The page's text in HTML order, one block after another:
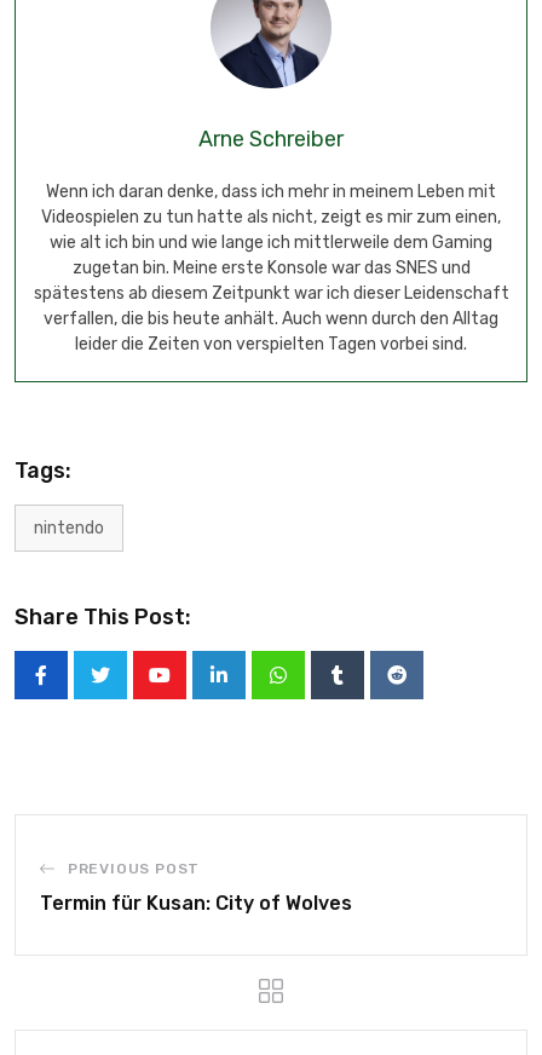
Arne Schreiber
Wenn ich daran denke, dass ich mehr in meinem Leben mit
Videospielen zu tun hatte als nicht, zeigt es mir zum einen,
wie alt ich bin und wie lange ich mittlerweile dem Gaming
zugetan bin. Meine erste Konsole war das SNES und
spätestens ab diesem Zeitpunkt war ich dieser Leidenschaft
verfallen, die bis heute anhält. Auch wenn durch den Alltag
leider die Zeiten von verspielten Tagen vorbei sind.
Tags:
nintendo
Share This Post:
PREVIOUS POST
Termin für Kusan: City of Wolves